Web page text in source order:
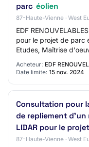
parc éolien
87-Haute-Vienne · West
EDF
pour le projet de parc
Etudes, Maîtrise
Acheteur: EDF
Date limite: 15 nov. 2024
Consultation pour
de repliement d'un
LIDAR pour le
87-Haute-Vienne · West